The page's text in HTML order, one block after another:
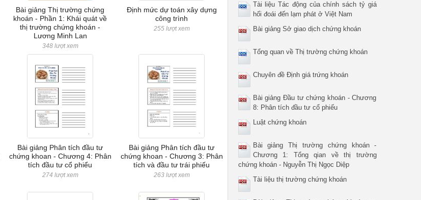
Bài giảng Thị trường chứng
khoán - Phần 1: Khái quát về
thị trường chứng khoán -
Lương Minh Lan
348 lượt xem
Định mức dự toán xây dựng
công trình
255 lượt xem
Bài giảng Phân tích đầu tư
chứng khoan - Chương 4: Phân
tích đầu tư cổ phiểu
274 lượt xem
Bài giảng Phân tích đầu tư
chứng khoan - Chương 3: Phân
tích và đầu tư trái phiếu
263 lượt xem
Tài liệu Tác động của chính sách tỷ giá
hối đoái đến lạm phát ở Việt Nam
Bài giảng Sở giao dịch chứng khoán
Tổng quan về Thị trường chứng khoán
Chuyên đề Định giá trứng khoán
Bài giảng Đầu tư chứng khoán - Chương
8: Phân tích đầu tư cổ phiếu
Luật chứng khoán
Bài giảng Thị trường chứng khoán -
Chương 1: Tổng qian về thị trường
chứng khoán - Nguyễn Thị Ngọc Diệp
Tài liệu thị trường chứng khoán